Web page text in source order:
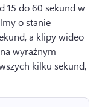
15 do 60 sekund w
o stanie
a klipy wideo
wyraźnym
kilku sekund,